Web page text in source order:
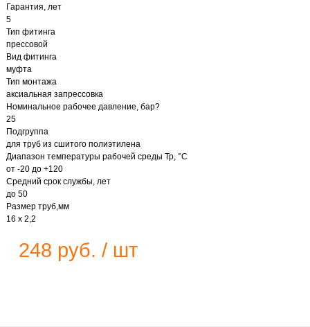
Гарантия, лет
5
Тип фитинга
прессовой
Вид фитинга
муфта
Тип монтажа
аксиальная запрессовка
Номинальное рабочее давление, бар?
25
Подгруппа
для труб из сшитого полиэтилена
Диапазон температуры рабочей среды Тр, °С
от -20 до +120
Средний срок службы, лет
до 50
Размер труб,мм
16 x 2,2
248 руб. / шт